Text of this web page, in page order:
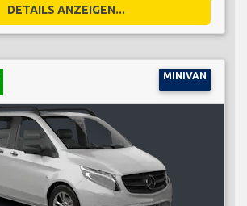
DETAILS ANZEIGEN...
MINIVAN